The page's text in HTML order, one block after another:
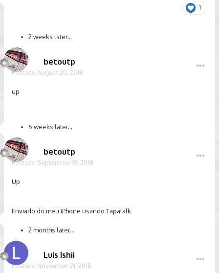
1
2 weeks later...
betoutp
Postado August 20, 2018
up
5 weeks later...
betoutp
Postado September 19, 2018
Up
Enviado do meu iPhone usando Tapatalk
2 months later...
Luis Ishii
Postado November 21, 2018